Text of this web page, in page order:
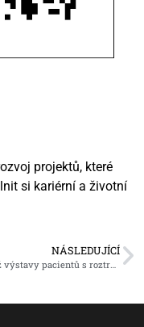
projektů, které
si kariérní a životní
NÁSLEDUJÍCÍ
Vernisáž výstavy pacientů s roztroušenou sklerózou